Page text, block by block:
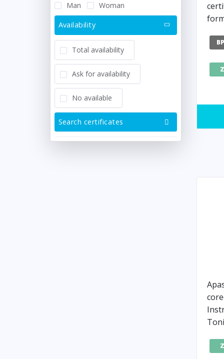
Man Woman
Availability
Total availability
Ask for availability
No available
Search certificates
Z
Z